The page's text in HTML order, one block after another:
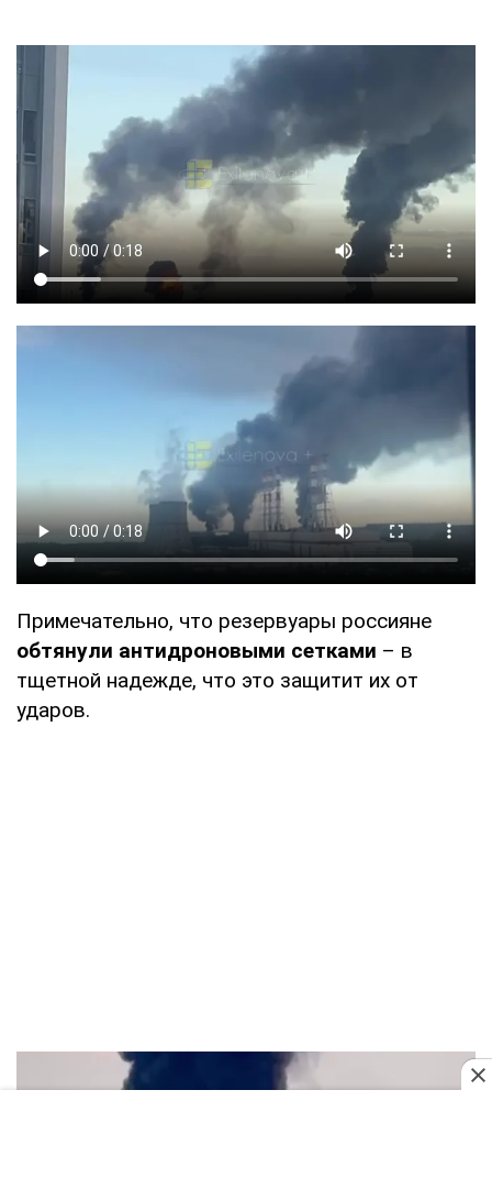
Примечательно, что резервуары россияне
обтянули антидроновыми сетками – в
тщетной надежде, что это защитит их от
ударов.